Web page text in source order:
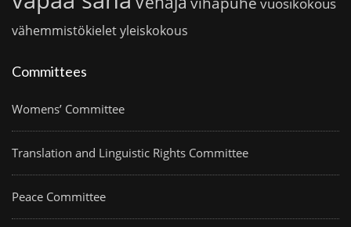
vuosikokous
vähemmistökieletyleiskokous
Committees
Womens’ Committee
Translation and Linguistic Rights Committee
Peace Committee